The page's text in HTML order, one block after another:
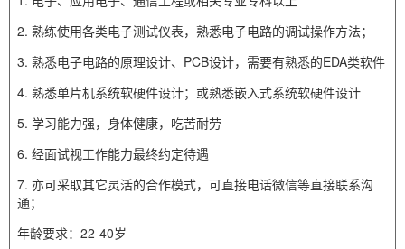
2. 熟练使用各类电子测试仪表，熟悉电子电路的调试操作方法；
3. 熟悉电子电路的原理设计、PCB设计，需要有熟悉的EDA类软件
4. 熟悉单片机系统软硬件设计；或熟悉嵌入式系统软硬件设计
5. 学习能力强，身体健康，吃苦耐劳
6. 经面试视工作能力最终约定待遇
7. 亦可采取其它灵活的合作模式，可直接电话微信等直接联系沟
通；
年龄要求：22-40岁